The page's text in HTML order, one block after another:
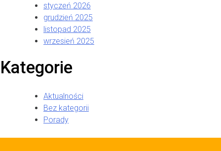
styczeń 2026
grudzień 2025
listopad 2025
wrzesień 2025
Kategorie
Aktualności
Bez kategorii
Porady